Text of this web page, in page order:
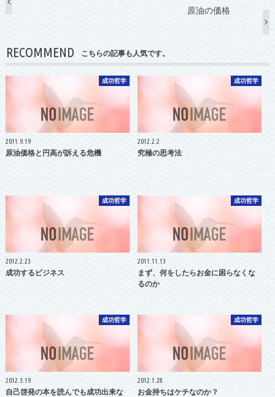
原油の価格
RECOMMEND こちらの記事も人気です。
成功哲学
2011.9.19
原油価格と円高が訴える危機
成功哲学
2012.2.2
究極の思考法
成功哲学
2012.2.23
成功するビジネス
成功哲学
2011.11.13
まず、何をしたらお金に困らなくな
るのか
成功哲学
2012.3.19
自己啓発の本を読んでも成功出来な
成功哲学
2012.1.28
お金持ちはケチなのか？